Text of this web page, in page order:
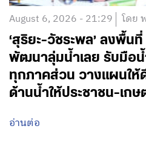
August 6, 2026 - 21:29 โดย
‘สุริยะ-วัชระพล’ ลงพื้น
พัฒนาลุ่มน้ำเลย รับมือ
ทุกภาคส่วน วางแผนใ
ด้านน้ำให้ประชาชน-เกษ
อ่านต่อ